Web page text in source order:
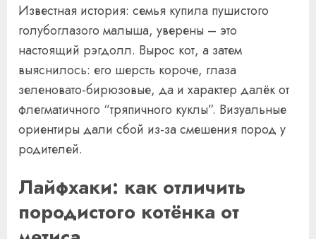
Известная история: семья купила пушистого
голубоглазого малыша, уверены – это
настоящий рэгдолл. Вырос кот, а затем
выяснилось: его шерсть короче, глаза
зеленовато-бирюзовые, да и характер далёк от
флегматичного “тряпичного куклы”. Визуальные
ориентиры дали сбой из-за смешения пород у
родителей.
Лайфхаки: как отличить
породистого котёнка от